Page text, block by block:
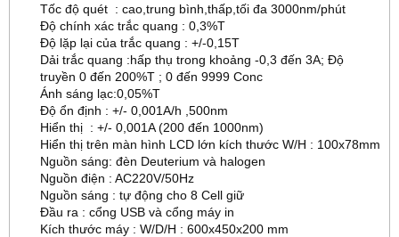
Tốc độ quét : cao,trung bình,thấp,tối đa 3000nm/phút
Độ chính xác trắc quang : 0,3%T
Độ lặp lại của trắc quang : +/-0,15T
Dải trắc quang :hấp thụ trong khoảng -0,3 đến 3A; Độ
truyền 0 đến 200%T ; 0 đến 9999 Conc
Ánh sáng lạc:0,05%T
Độ ổn định : +/- 0,001A/h ,500nm
Hiển thị : +/- 0,001A (200 đến 1000nm)
Hiển thị trên màn hình LCD lớn kích thước W/H : 100x78mm
Nguồn sáng: đèn Deuterium và halogen
Nguồn điện : AC220V/50Hz
Nguồn sáng : tự động cho 8 Cell giữ
Đầu ra : cổng USB và cổng máy in
Kích thước máy : W/D/H : 600x450x200 mm